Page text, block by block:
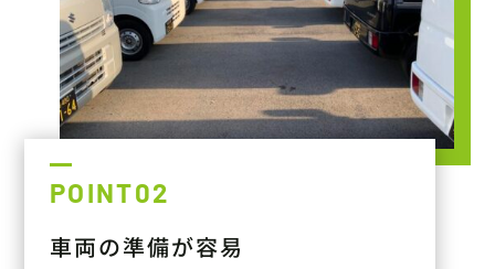
POINT02
車両の準備が容易